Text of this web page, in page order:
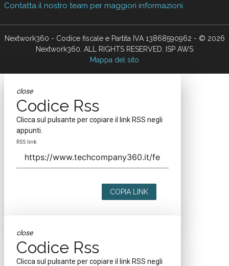
Contatta il nostro team per maggiori informazioni
Nextwork360 - Codice fiscale e Partita IVA 13868590962 - © 2026
Nextwork360. ALL RIGHTS RESERVED. ISP AWS
Mappa del sito
close
Codice Rss
Clicca sul pulsante per copiare il link RSS negli
appunti.
RSS link
COPIA LINK
close
Codice Rss
Clicca sul pulsante per copiare il link RSS negli